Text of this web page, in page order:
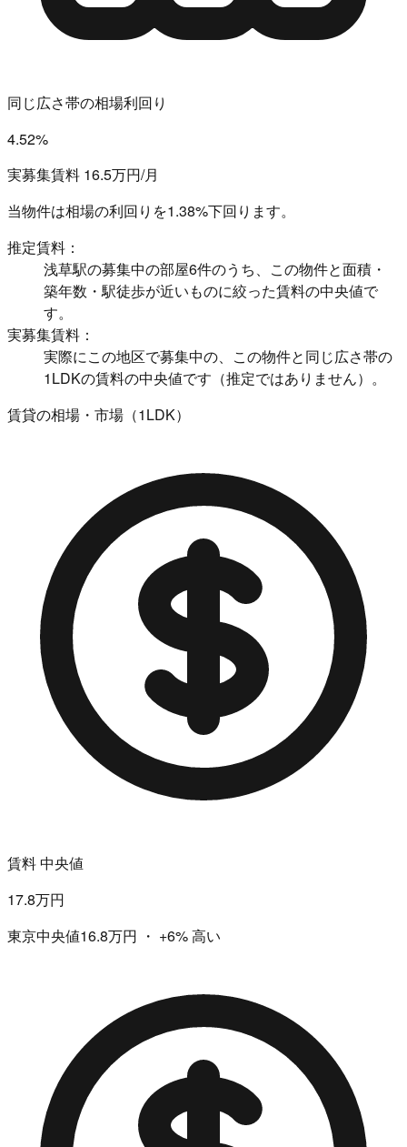
同じ広さ帯の相場利回り
4.52%
実募集賃料 16.5万円/月
当物件は相場の利回りを1.38%下回ります。
推定賃料：
浅草駅の募集中の部屋6件のうち、この物件と面積・
築年数・駅徒歩が近いものに絞った賃料の中央値で
す。
実募集賃料：
実際にこの地区で募集中の、この物件と同じ広さ帯の
1LDKの賃料の中央値です（推定ではありません）。
賃貸の相場・市場（1LDK）
賃料 中央値
17.8万円
東京中央値16.8万円 ・ +6%高い